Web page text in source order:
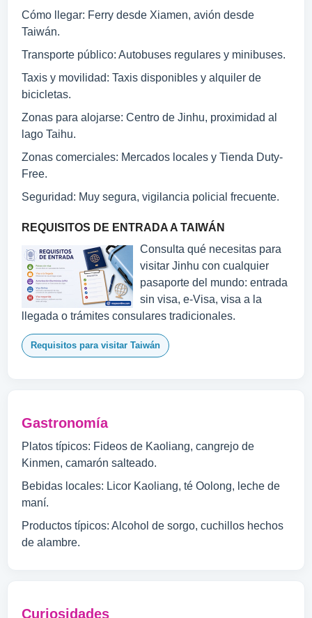
Cómo llegar: Ferry desde Xiamen, avión desde
Taiwán.
Transporte público: Autobuses regulares y minibuses.
Taxis y movilidad: Taxis disponibles y alquiler de
bicicletas.
Zonas para alojarse: Centro de Jinhu, proximidad al
lago Taihu.
Zonas comerciales: Mercados locales y Tienda Duty-
Free.
Seguridad: Muy segura, vigilancia policial frecuente.
REQUISITOS DE ENTRADA A TAIWÁN
Consulta qué necesitas para
visitar Jinhu con cualquier
pasaporte del mundo: entrada
sin visa, e-Visa, visa a la
llegada o trámites consulares tradicionales.
Requisitos para visitar Taiwán
Gastronomía
Platos típicos: Fideos de Kaoliang, cangrejo de
Kinmen, camarón salteado.
Bebidas locales: Licor Kaoliang, té Oolong, leche de
maní.
Productos típicos: Alcohol de sorgo, cuchillos hechos
de alambre.
Curiosidades